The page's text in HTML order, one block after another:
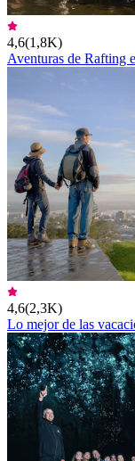
4,6(1,8K)
Aventuras de Rafting
4,6(2,3K)
Lo mejor de las